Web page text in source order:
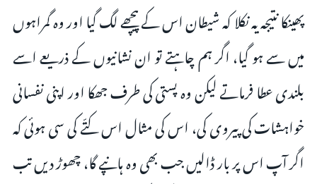
پھینکا نتیجہ یہ نکلا کہ شیطان اس کے پیچھے لگ گیا اور وہ گمراہوں
میں سے ہو گیا، اگر ہم چاہتے تو ان نشانیوں کے ذریعے اسے
بلندی عطا فرماتے لیکن وہ پستی کی طرف جھکا اور اپنی نفسانی
خواہشات کی پیروی کی، اس کی مثال اس کتّے کی سی ہوئی کہ
اگر آپ اس پر بار ڈالیں جب بھی وہ ہانپے گا، چھوڑ دیں تب